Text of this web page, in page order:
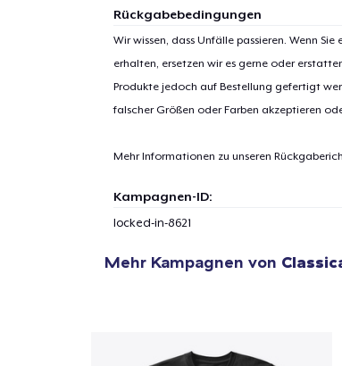
Rückgabebedingungen
Wir wissen, dass Unfälle passieren. Wenn
erhalten, ersetzen wir es gerne oder
Produkte jedoch auf Bestellung gefertigt
falscher Größen oder Farben akzeptieren
Mehr Informationen zu unseren
Kampagnen-ID:
locked-in-8621
Mehr Kampagnen von